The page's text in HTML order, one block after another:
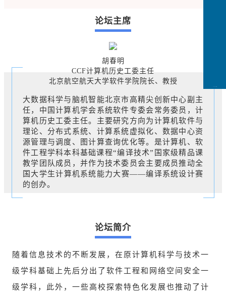
论坛主席
胡春明
CCF计算机历史工委主任
北京航空航天大学软件学院院长、教授
大数据科学与脑机智能北京市高精尖创新中心副主
任，中国计算机学会系统软件专委会常务委员，计
算机历史工委主任。主要研究方向为计算机软件与
理论、分布式系统、计算系统虚拟化、数据中心资
源管理与调度、图计算查询优化等。是计算机、软
件工程学科本科基础课程“编译技术”国家级精品课
教学团队成员，并作为技术委员会主要成员推动全
国大学生计算机系统能力大赛——编译系统设计赛
的创办。
论坛简介
随着信息技术的不断发展，在原计算机科学与技术一
级学科基础上先后分出了软件工程和网络空间安全一
级学科，此外，一些高校探索特色化发展也推动了计